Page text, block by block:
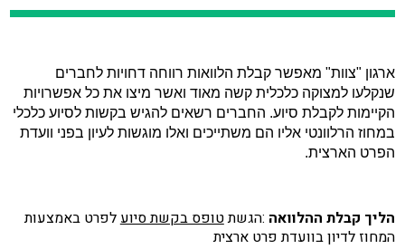
ארגון "צוות" מאפשר קבלת הלוואות רווחה דחויות לחברים
שנקלעו למצוקה כלכלית קשה מאוד ואשר מיצו את כל אפשרויות
הקיימות לקבלת סיוע. החברים רשאים להגיש בקשות לסיוע כלכלי
במחוז הרלוונטי אליו הם משתייכים ואלו מוגשות לעיון בפני וועדת
הפרט הארצית.
הליך קבלת ההלוואה :הגשתטופס בקשת סיועלפרט באמצעות
המחוז לדיון בוועדת פרט ארצית